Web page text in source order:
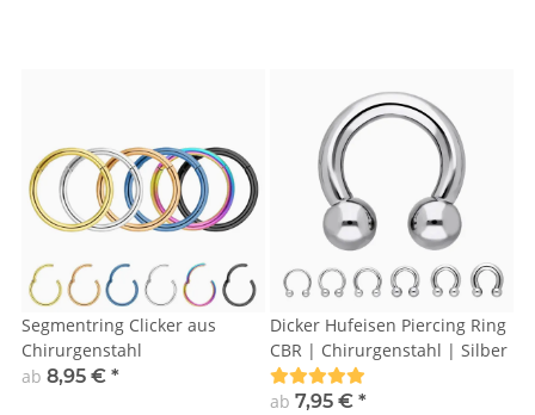
Segmentring Clicker aus
Chirurgenstahl
ab 8,95 € *
Dicker Hufeisen Piercing Ring
CBR | Chirurgenstahl | Silber
ab 7,95 € *